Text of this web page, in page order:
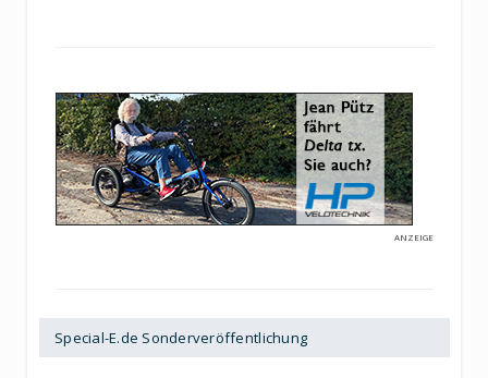
ANZEIGE
Special-E.de Sonderveröffentlichung